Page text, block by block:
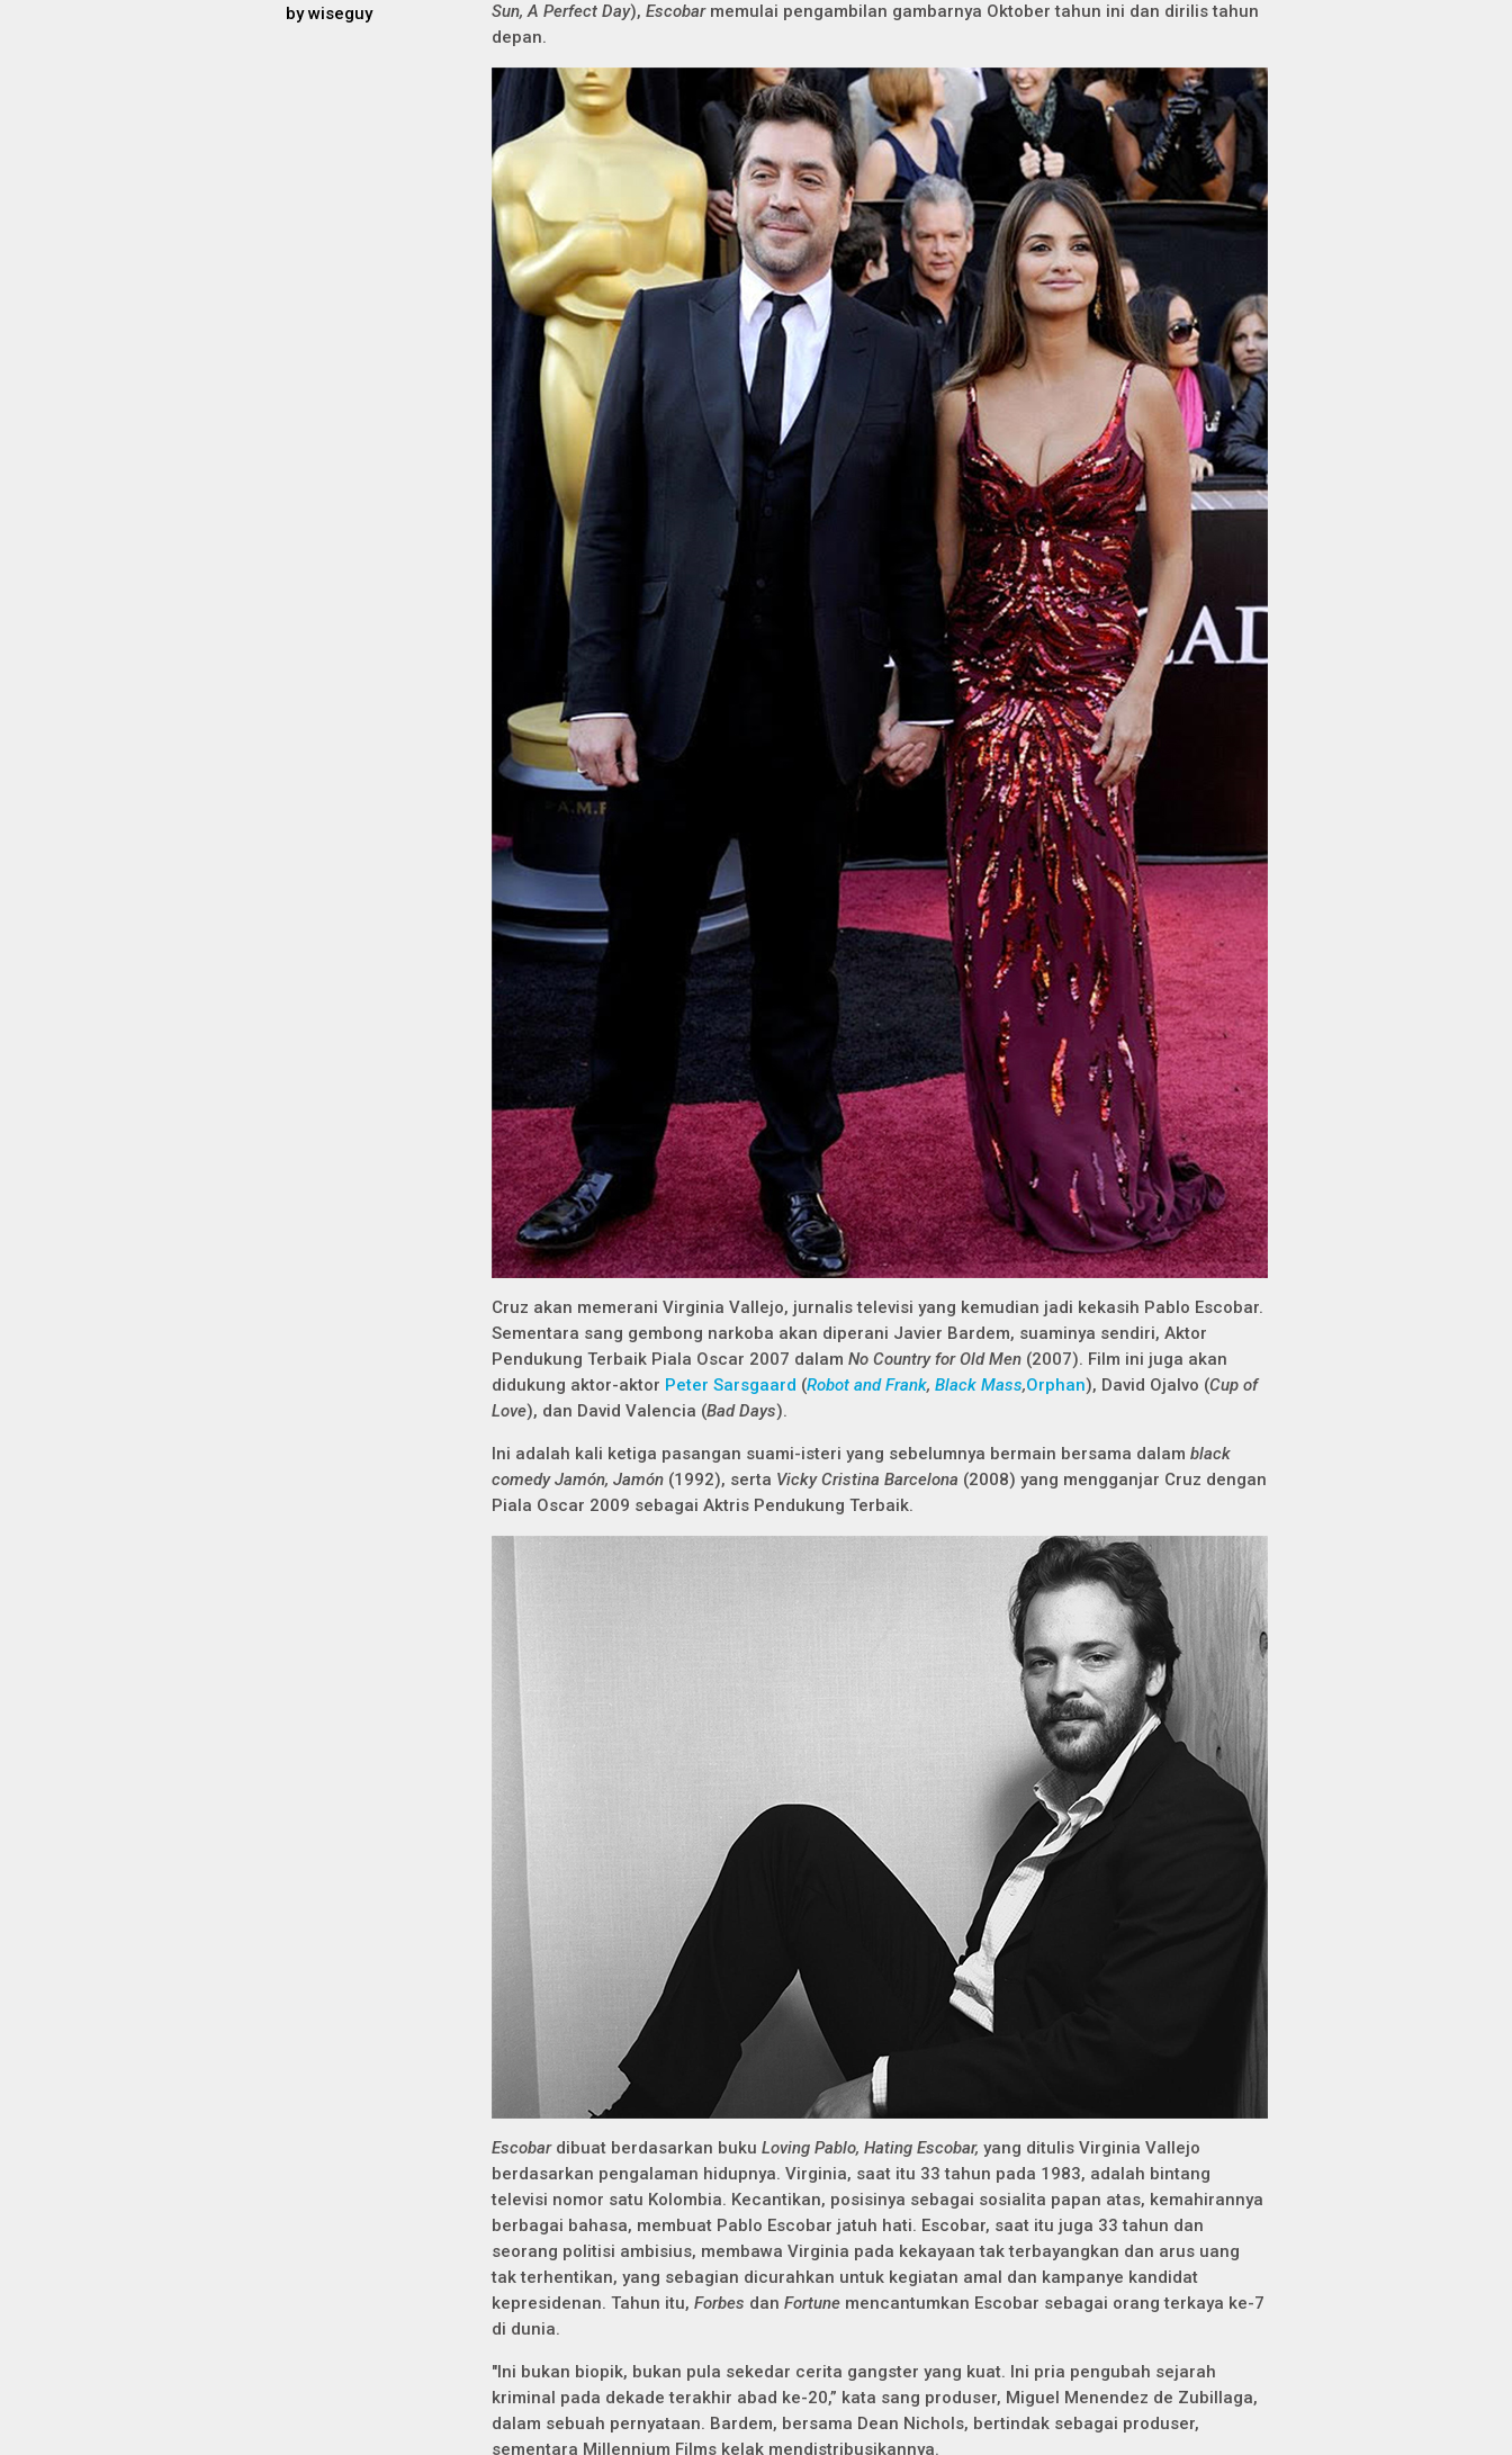
bywiseguy
Sun, A Perfect Day), Escobar memulai pengambilan gambarnya Oktober tahun ini dan dirilis tahun
depan.
Cruz akan memerani Virginia Vallejo, jurnalis televisi yang kemudian jadi kekasih Pablo Escobar.
Sementara sang gembong narkoba akan diperani Javier Bardem, suaminya sendiri, Aktor
Pendukung Terbaik Piala Oscar 2007 dalam No Country for Old Men (2007). Film ini juga akan
didukung aktor-aktor Peter Sarsgaard (Robot and Frank, Black Mass,Orphan), David Ojalvo (Cup of
Love), dan David Valencia (Bad Days).
Ini adalah kali ketiga pasangan suami-isteri yang sebelumnya bermain bersama dalam black
comedy Jamón, Jamón (1992), serta Vicky Cristina Barcelona (2008) yang mengganjar Cruz dengan
Piala Oscar 2009 sebagai Aktris Pendukung Terbaik.
Escobar dibuat berdasarkan buku Loving Pablo, Hating Escobar, yang ditulis Virginia Vallejo
berdasarkan pengalaman hidupnya. Virginia, saat itu 33 tahun pada 1983, adalah bintang
televisi nomor satu Kolombia. Kecantikan, posisinya sebagai sosialita papan atas, kemahirannya
berbagai bahasa, membuat Pablo Escobar jatuh hati. Escobar, saat itu juga 33 tahun dan
seorang politisi ambisius, membawa Virginia pada kekayaan tak terbayangkan dan arus uang
tak terhentikan, yang sebagian dicurahkan untuk kegiatan amal dan kampanye kandidat
kepresidenan. Tahun itu, Forbes dan Fortune mencantumkan Escobar sebagai orang terkaya ke-7
di dunia.
"Ini bukan biopik, bukan pula sekedar cerita gangster yang kuat. Ini pria pengubah sejarah
kriminal pada dekade terakhir abad ke-20,” kata sang produser, Miguel Menendez de Zubillaga,
dalam sebuah pernyataan. Bardem, bersama Dean Nichols, bertindak sebagai produser,
sementara Millennium Films kelak mendistribusikannya.